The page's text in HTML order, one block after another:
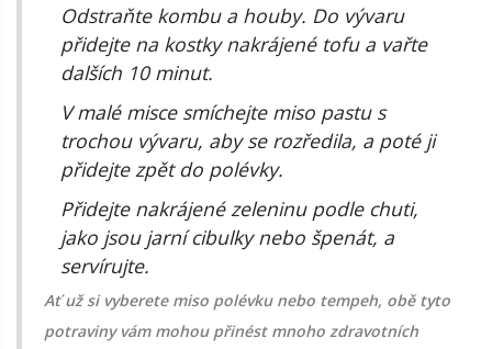
Odstraňte kombu a houby. Do vývaru
přidejte na kostky nakrájené tofu a vařte
dalších 10 minut.
V malé misce smíchejte miso pastu s
trochou vývaru, aby se rozředila, a poté ji
přidejte zpět do polévky.
Přidejte nakrájené zeleninu podle chuti,
jako jsou jarní cibulky nebo špenát, a
servírujte.
Ať už si vyberete miso polévku nebo tempeh, obě tyto
potraviny vám mohou přinést mnoho zdravotních